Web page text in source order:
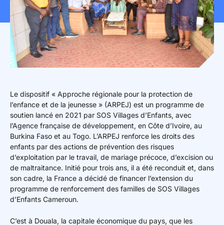
Mon espace donateur
Le dispositif « Approche régionale pour la protection de
l’enfance et de la jeunesse » (ARPEJ) est un programme de
soutien lancé en 2021 par SOS Villages d’Enfants, avec
l’Agence française de développement, en Côte d’Ivoire, au
Burkina Faso et au Togo. L’ARPEJ renforce les droits des
enfants par des actions de prévention des risques
d’exploitation par le travail, de mariage précoce, d’excision ou
de maltraitance. Initié pour trois ans, il a été reconduit et, dans
son cadre, la France a décidé de financer l’extension du
programme de renforcement des familles de SOS Villages
d’Enfants Cameroun.
C’est à Douala, la capitale économique du pays, que les